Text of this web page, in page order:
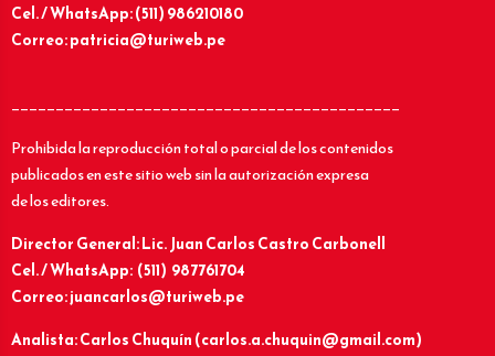
Cel. / WhatsApp: (511) 986210180
Correo: patricia@turiweb.pe
____________________________________________
Prohibida la reproducción total o parcial de los contenidos
publicados en este sitio web sin la autorización expresa
de los editores.
Director General: Lic.Juan Carlos Castro Carbonell
Cel. / WhatsApp: (511) 987761704
Correo: juancarlos@turiweb.pe
Analista: Carlos Chuquín (carlos.a.chuquin@gmail.com)